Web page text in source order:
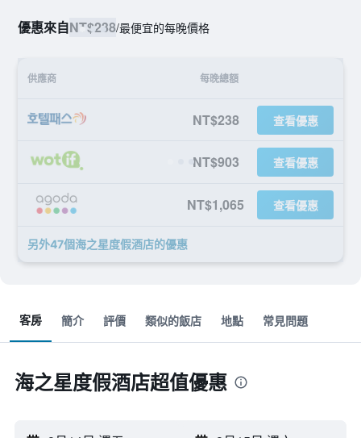
優惠來自NT$238/最便宜的每晚價格
供應商 每晚總額
NT$238 查看優惠
NT$903 查看優惠
NT$1,065 查看優惠
另外47個海之星度假酒店​的優惠
客房 簡介 評價 類似的飯店 地點 常見問題
海之星度假酒店超值優惠